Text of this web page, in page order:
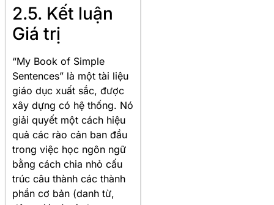
2.5. Kết luận
Giá trị
“My Book of Simple
Sentences” là một tài liệu
giáo dục xuất sắc, được
xây dựng có hệ thống. Nó
giải quyết một cách hiệu
quả các rào cản ban đầu
trong việc học ngôn ngữ
bằng cách chia nhỏ cấu
trúc câu thành các thành
phần cơ bản (danh từ,